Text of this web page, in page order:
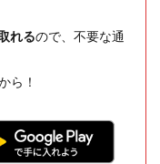
れるので、不要な通
ら！